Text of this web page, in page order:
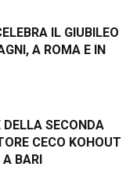
IL GIUBILEO
A ROMA E IN
DELLA SECONDA
CECO KOHOUT
BARI